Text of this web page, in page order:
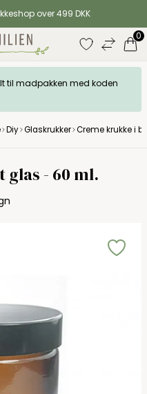
over 499 DKK
0
alt til madpakken med koden
Diy Glaskrukker Creme krukke i
- 60 ml.